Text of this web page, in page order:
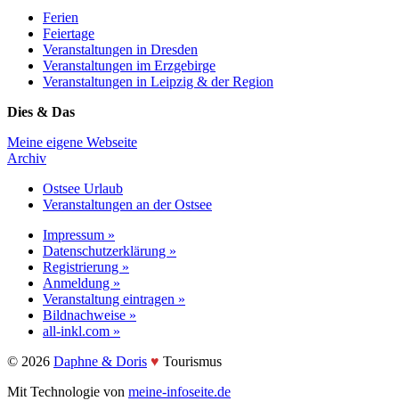
Ferien
Feiertage
Veranstaltungen in Dresden
Veranstaltungen im Erzgebirge
Veranstaltungen in Leipzig & der Region
Dies & Das
Meine eigene Webseite
Archiv
Ostsee Urlaub
Veranstaltungen an der Ostsee
Impressum »
Datenschutzerklärung »
Registrierung »
Anmeldung »
Veranstaltung eintragen »
Bildnachweise »
all-inkl.com »
©️ 2026 Daphne & Doris ♥️ Tourismus
Mit Technologie von meine-infoseite.de